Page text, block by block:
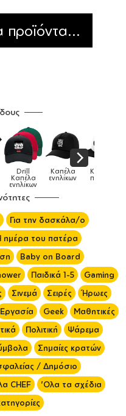
προϊόντα...
Καπέλα
παιδικά Κούπες Κούπες
ειδικές
Για την δασκάλα/ο
ημέρα του πατέρα
Baby on Board
Παιδικά 1-5
Gaming
Σινεμά Σειρές
Ήρωες
Εργασία Geek
Μαθητικές
Πολιτική
Ψάρεμα
Σημαίες κρατών
/ Δημόσιο
CHEF
'Ολα τα σχέδια